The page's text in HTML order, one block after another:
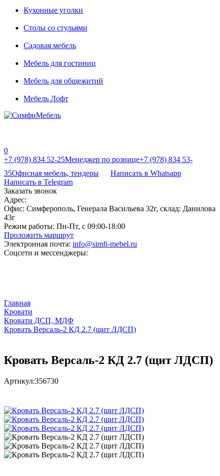
Кухонные уголки
Столы со стульями
Садовая мебель
Мебель для гостиниц
Мебель для общежитий
Мебель Лофт
0
+7 (978) 834 52-25Менеджер по рознице+7 (978) 834 53-
35Офисная мебель, тендеры
Написать в Whatsapp
Написать в Telegram
Заказать звонок
Адрес:
Офис: Симферополь, Генерала Васильева 32г, склад: Данилова
43г
Режим работы: Пн-Пт, с 09:00-18:00
Проложить маршрут
Электронная почта: info@simfi-mebel.ru
Соцсети и мессенджеры:
Главная
Кровати
Кровати ДСП, МДФ
Кровать Версаль-2 КД 2.7 (щит ЛДСП)
Кровать Версаль-2 КД 2.7 (щит ЛДСП)
Артикул:356730